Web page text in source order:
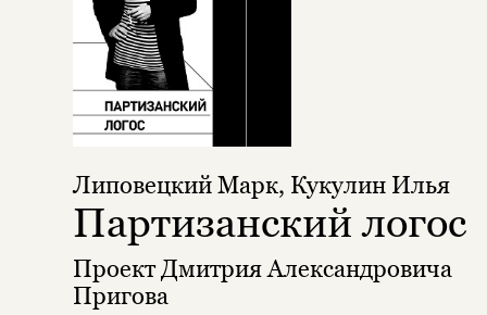
Липовецкий Марк, Кукулин Илья
Партизанский логос
Проект Дмитрия Александровича
Пригова